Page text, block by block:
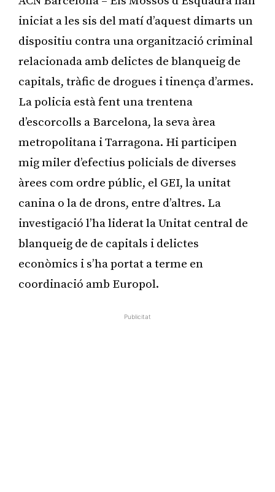
iniciat a les sis del matí d’aquest dimarts un
dispositiu contra una organització criminal
relacionada amb delictes de blanqueig de
capitals, tràfic de drogues i tinença d’armes.
La policia està fent una trentena
d’escorcolls a Barcelona, la seva àrea
metropolitana i Tarragona. Hi participen
mig miler d’efectius policials de diverses
àrees com ordre públic, el GEI, la unitat
canina o la de drons, entre d’altres. La
investigació l’ha liderat la Unitat central de
blanqueig de de capitals i delictes
econòmics i s’ha portat a terme en
coordinació amb Europol.
Publicitat